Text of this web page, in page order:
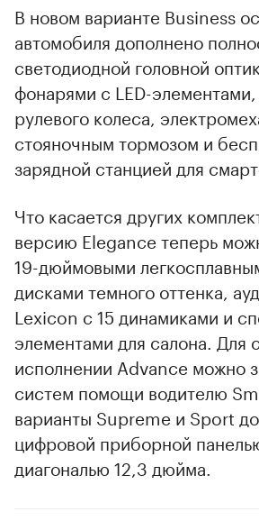
В новом варианте Business
автомобиля дополнено
светодиодной головной
фонарями с LED-
рулевого колеса,
стояночным тормозом и
зарядной станцией для
00:00 00:00
Что касается других
версию Elegance теперь
19-дюймовыми
дисками темного оттенка,
Lexicon с 15 динамиками и
элементами для салона. Для
исполнении Advance можно
систем помощи водителю
варианты Supreme и Sport
цифровой приборной
диагональю 12,3 дюйма.